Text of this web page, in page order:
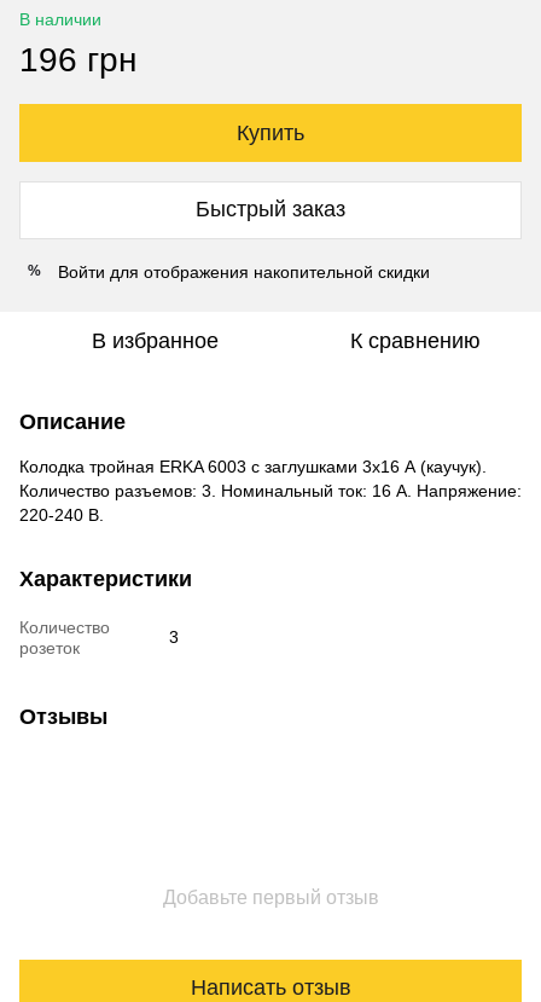
В наличии
196 грн
Купить
Быстрый заказ
% Войти для отображения накопительной скидки
В избранное К сравнению
Описание
Колодка тройная ERKA 6003 с заглушками 3х16 А (каучук).
Количество разъемов: 3. Номинальный ток: 16 А. Напряжение:
220-240 В.
Характеристики
Количество
розеток
3
Отзывы
Добавьте первый отзыв
Написать отзыв